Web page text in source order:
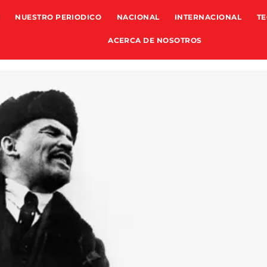
NUESTRO PERIODICO NACIONAL INTERNACIONAL
ACERCA DE NOSOTROS